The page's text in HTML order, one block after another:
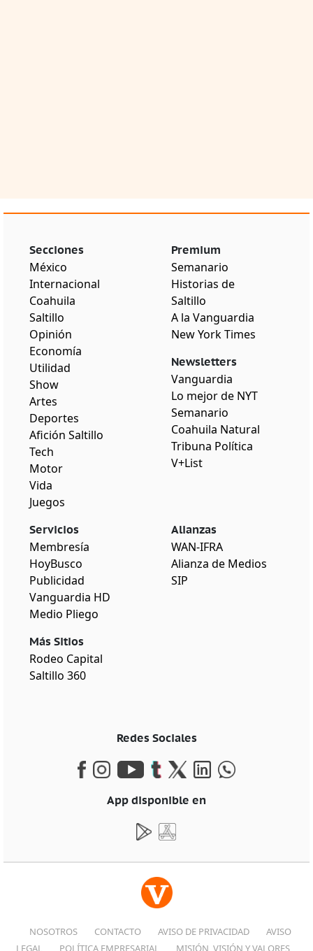
Secciones
México
Internacional
Coahuila
Saltillo
Opinión
Economía
Utilidad
Show
Artes
Deportes
Afición Saltillo
Tech
Motor
Vida
Juegos
Premium
Semanario
Historias de
Saltillo
A la Vanguardia
New York Times
Newsletters
Vanguardia
Lo mejor de NYT
Semanario
Coahuila Natural
Tribuna Política
V+List
Servicios
Membresía
HoyBusco
Publicidad
Vanguardia HD
Medio Pliego
Más Sitios
Rodeo Capital
Saltillo 360
Alianzas
WAN-IFRA
Alianza de Medios
SIP
Redes Sociales
App disponible en
NOSOTROS CONTACTO AVISO DE PRIVACIDAD
AVISO
LEGAL
POLÍTICA EMPRESARIAL MISIÓN, VISIÓN Y VALORES